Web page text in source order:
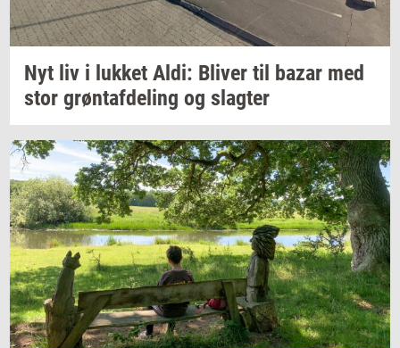
Nyt liv i luk­ket Aldi: Bli­ver til bazar med
stor grønt­af­de­ling og slag­ter